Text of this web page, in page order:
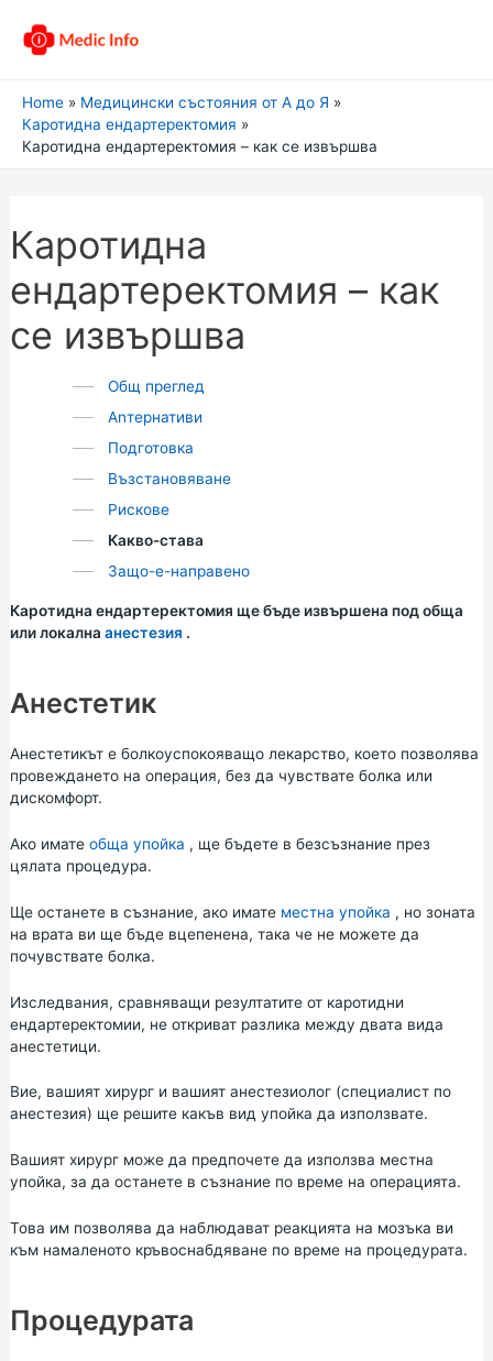
Home
Медицински състояния от А до Я
Каротидна ендартеректомия
Каротидна ендартеректомия – как се извършва
Каротидна
ендартеректомия – как
се извършва
Общ преглед
Аnтернативи
Подготовка
Възстановяване
Рискове
Какво-става
Защо-е-направено
Каротидна ендартеректомия ще бъде извършена под обща
или локална анестезия .
Анестетик
Анестетикът е болкоуспокояващо лекарство, което позволява
провеждането на операция, без да чувствате болка или
дискомфорт.
Ако имате обща упойка , ще бъдете в безсъзнание през
цялата процедура.
Ще останете в съзнание, ако имате местна упойка , но зоната
на врата ви ще бъде вцепенена, така че не можете да
почувствате болка.
Изследвания, сравняващи резултатите от каротидни
ендартеректомии, не откриват разлика между двата вида
анестетици.
Вие, вашият хирург и вашият анестезиолог (специалист по
анестезия) ще решите какъв вид упойка да използвате.
Вашият хирург може да предпочете да използва местна
упойка, за да останете в съзнание по време на операцията.
Това им позволява да наблюдават реакцията на мозъка ви
към намаленото кръвоснабдяване по време на процедурата.
Процедурата